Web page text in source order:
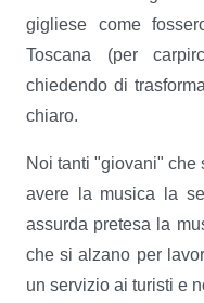
gigliese come
Toscana (per
chiedendo di
chiaro.
Noi tanti "giovani" che
avere la musica la
assurda pretesa la
che si alzano per
un servizio ai turisti e